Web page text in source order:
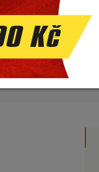
opravdu se vším. Ať
úkol!